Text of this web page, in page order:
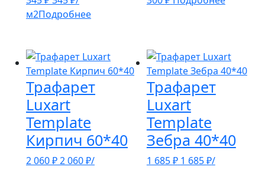
м2Подробнее
Трафарет
Luxart
Template
Кирпич 60*40
2 060₽2 060₽/
Трафарет
Luxart
Template
Зебра 40*40
1 685₽ 1 685₽/